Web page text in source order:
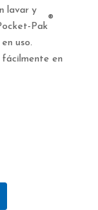
lavar y
Pak
®
uso.
fácilmente en